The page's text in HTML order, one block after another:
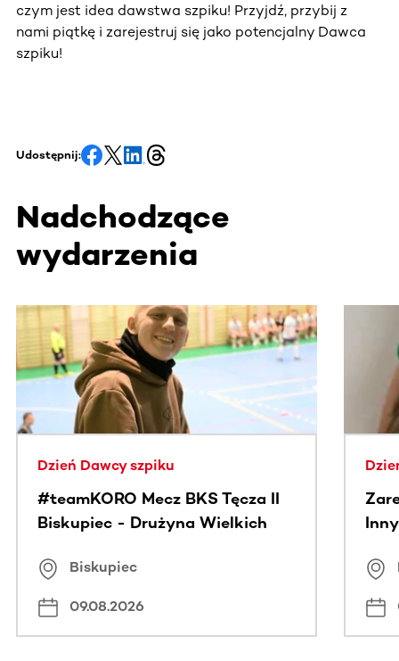
czym jest idea dawstwa szpiku! Przyjdź, przybij z
nami piątkę i zarejestruj się jako potencjalny Dawca
szpiku!
Udostępnij:
Nadchodzące
wydarzenia
Ta sekcja zawiera treści przewijane w poziomie. Użyj
Dzień Dawcy szpiku
#teamKORO Mecz BKS Tęcza II
Biskupiec - Drużyna Wielkich
Biskupiec
09.08.2026